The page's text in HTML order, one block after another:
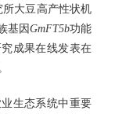
大豆高产性状机
基因GmFT5b功能
成果在线发表在
生态系统中重要